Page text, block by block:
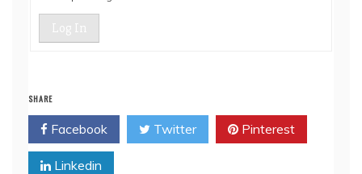
Log In
SHARE
Facebook Twitter Pinterest
Linkedin